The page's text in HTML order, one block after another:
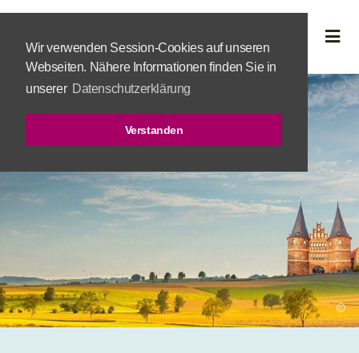
Wir verwenden Session-Cookies auf unseren
Webseiten. Nähere Informationen finden Sie in
unserer Datenschutzerklärung
Verstanden
©